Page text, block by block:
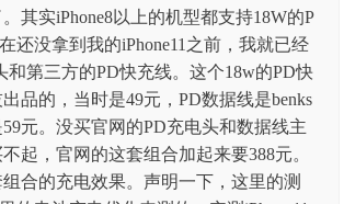
其实iPhone8以上的机型都支持18W的P
还没拿到我的iPhone11之前，我就已经
和第三方的PD快充线。这个18w的PD快
品的，当时是49元，PD数据线是benks
元。没买官网的PD充电头和数据线主
起，官网的这套组合加起来要388元。
合的充电效果。声明一下，这里的测